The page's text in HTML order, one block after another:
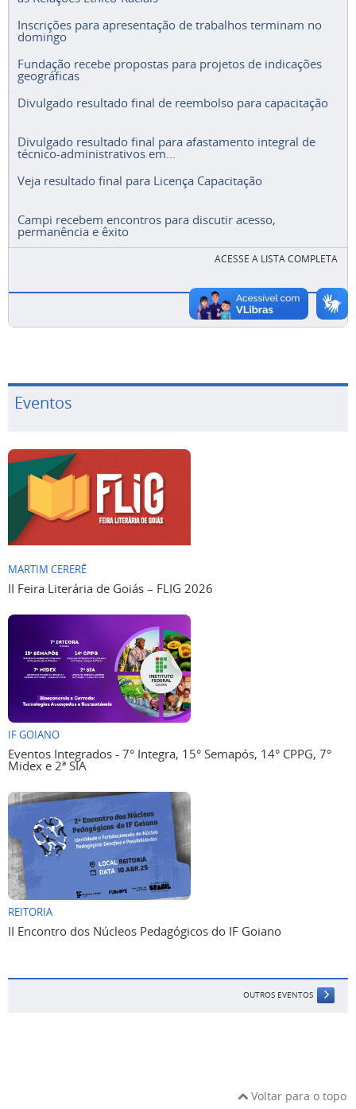
Inscrições para apresentação de trabalhos terminam no
domingo
Fundação recebe propostas para projetos de indicações
geográficas
Divulgado resultado final de reembolso para capacitação
Divulgado resultado final para afastamento integral de
técnico-administrativos em...
Veja resultado final para Licença Capacitação
Campi recebem encontros para discutir acesso,
permanência e êxito
ACESSE A LISTA COMPLETA
Eventos
MARTIM CERERÊ
II Feira Literária de Goiás – FLIG 2026
IF GOIANO
Eventos Integrados - 7° Integra, 15° Semapós, 14° CPPG, 7°
Midex e 2ª SIA
REITORIA
II Encontro dos Núcleos Pedagógicos do IF Goiano
OUTROS EVENTOS
Voltar para o topo